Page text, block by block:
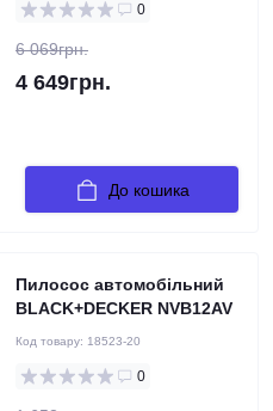
0
6 069грн.
4 649грн.
До кошика
Пилосос автомобільний
BLACK+DECKER NVB12AV
Код товару: 18523-20
0